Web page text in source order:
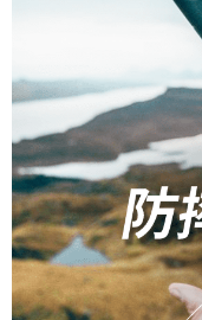
３．未成年的使用者請事
「AFTEE先享後付」，若
４．使用「AFTEE先享後
時審查核予不同之上限額
請求用戶進行身份認證。
５．嚴禁一人註冊多個帳
恩沛科技股份有限公司將